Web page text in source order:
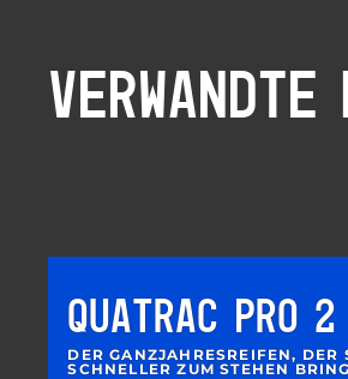
VERWANDTE
QUATRAC PRO 2
DER GANZJAHRESREIFEN, DER
SCHNELLER ZUM STEHEN